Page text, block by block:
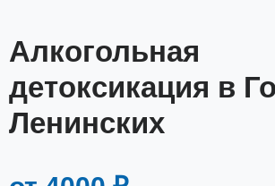
Алкогольная
детоксикация в
Ленинских